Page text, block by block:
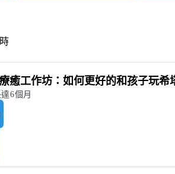
癒工作坊：如何更好的和孩子玩希
6個月